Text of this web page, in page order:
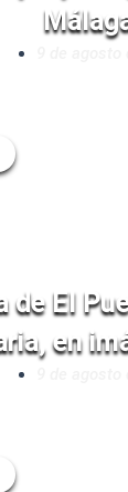
de El
en